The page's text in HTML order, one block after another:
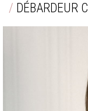
PANTALONS
ROBES ET
CHEMISIERS
TOPS & T-
GILETS &
DÉBARDEUR